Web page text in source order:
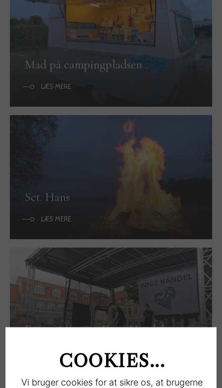
Mad på campingpladsen
LÆS MERE
Sct. Hans
LÆS MERE
Events i Køge – Køge Handel
LÆS MERECOOKIES...
Vi bruger cookies for at sikre os, at brugerne